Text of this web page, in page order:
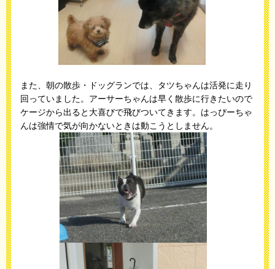
また、朝の散歩・ドッグランでは、タツちゃんは活発に走り
回っていました。アーサーちゃんは早く散歩に行きたいので
ケージから出ると大喜びで飛びついてきます。はっぴーちゃ
んは強情で気が向かないときは動こうとしません。